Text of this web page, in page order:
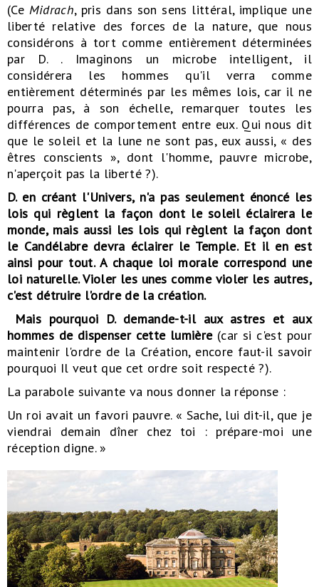
(Ce Midrach, pris dans son sens littéral, implique une
liberté relative des forces de la nature, que nous
considérons à tort comme entièrement déterminées
par D. . Imaginons un microbe intelligent, il
considérera les hommes qu'il verra comme
entièrement déterminés par les mêmes lois, car il ne
pourra pas, à son échelle, remarquer toutes les
différences de comportement entre eux. Qui nous dit
que le soleil et la lune ne sont pas, eux aussi, « des
êtres conscients », dont l'homme, pauvre microbe,
n'aperçoit pas la liberté ?).
D. en créant l'Univers, n'a pas seulement énoncé les
lois qui règlent la façon dont le soleil éclairera le
monde, mais aussi les lois qui règlent la façon dont
le Candélabre devra éclairer le Temple. Et il en est
ainsi pour tout. A chaque loi morale correspond une
loi naturelle. Violer les unes comme violer les autres,
c'est détruire l'ordre de la création.
Mais pourquoi D. demande-t-il aux astres et aux
hommes de dispenser cette lumière(car si c'est pour
maintenir l'ordre de la Création, encore faut-il savoir
pourquoi Il veut que cet ordre soit respecté ?).
La parabole suivante va nous donner la réponse :
Un roi avait un favori pauvre. « Sache, lui dit-il, que je
viendrai demain dîner chez toi : prépare-moi une
réception digne. »